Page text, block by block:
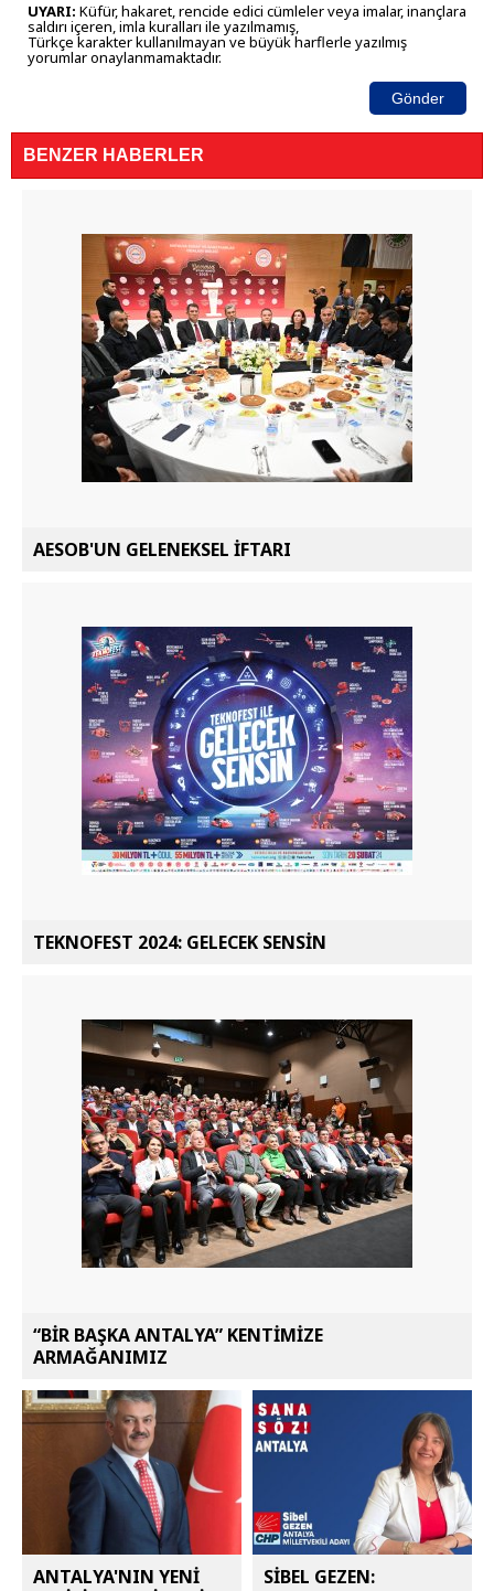
UYARI: Küfür, hakaret, rencide edici cümleler veya imalar, inançlara
saldırı içeren, imla kuralları ile yazılmamış,
Türkçe karakter kullanılmayan ve büyük harflerle yazılmış
yorumlar onaylanmamaktadır.
Gönder
BENZER HABERLER
AESOB'UN GELENEKSEL İFTARI
TEKNOFEST 2024: GELECEK SENSİN
“BİR BAŞKA ANTALYA” KENTİMİZE
ARMAĞANIMIZ
ANTALYA'NIN YENİ
SİBEL GEZEN: